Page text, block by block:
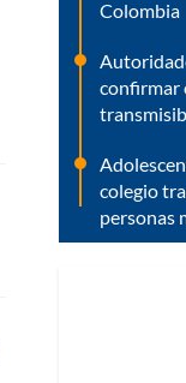
Colombia
confirmar
colegio
personas